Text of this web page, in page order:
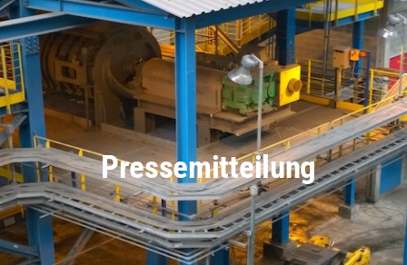
Pressemitteilung